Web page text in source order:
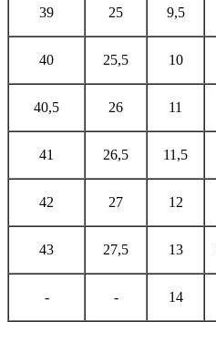
39 25 9,5
40 25,5 10
40,5 26 11
41 26,5 11,5
42 27 12
43 27,5 13
- - 14